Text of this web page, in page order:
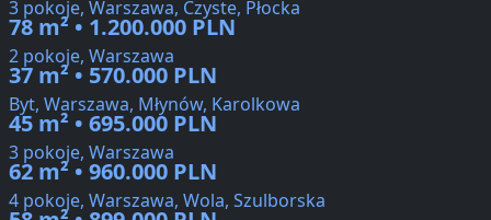
3 pokoje, Warszawa, Czyste, Płocka
78 m² • 1.200.000 PLN
2 pokoje, Warszawa
37 m² • 570.000 PLN
Byt, Warszawa, Młynów, Karolkowa
45 m² • 695.000 PLN
3 pokoje, Warszawa
62 m² • 960.000 PLN
4 pokoje, Warszawa, Wola, Szulborska